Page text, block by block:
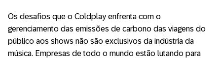
Os desafios que o Coldplay enfrenta com o
gerenciamento das emissões de carbono das viagens do
público aos shows não são exclusivos da indústria da
música. Empresas de todo o mundo estão lutando para